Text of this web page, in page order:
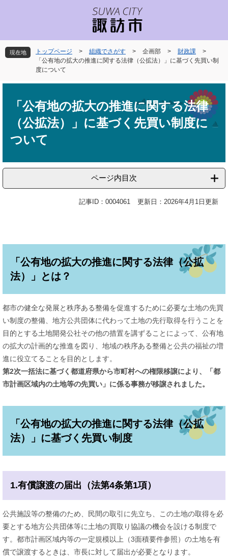
先
頭
を
飛
現在地 トップページ > 組織でさがす > 企画部 > 財政課
>
「公有地の拡大の推進に関する法律（公拡法）」に基づく先買い制
度について
「公有地の拡大の推進に関する法律
（公拡法）」に基づく先買い制度に
ついて
ページ内目次
記事ID：0004061 更新日：2026年4月1日更新
「公有地の拡大の推進に関する法律（公拡
法）」とは？
都市の健全な発展と秩序ある整備を促進するために必要な土地の先買
い制度の整備、地方公共団体に代わって土地の先行取得を行うことを
目的とする土地開発公社その他の措置を講ずることによって、公有地
の拡大の計画的な推進を図り、地域の秩序ある整備と公共の福祉の増
進に役立てることを目的とします。
第2次一括法に基づく都道府県から市町村への権限移譲により、「都
市計画区域内の土地等の先買い」に係る事務が移譲されました。
「公有地の拡大の推進に関する法律（公拡
法）」に基づく先買い制度
1.有償譲渡の届出（法第4条第1項）
公共施設等の整備のため、民間の取引に先立ち、この土地の取得を必
要とする地方公共団体等に土地の買取り協議の機会を設ける制度で
す。都市計画区域内等の一定規模以上（3面積要件参照）の土地を有
償で譲渡するときは、市長に対して届出が必要となります。